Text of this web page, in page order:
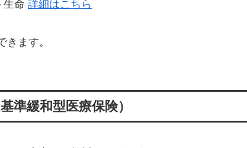
生命 詳細はこちら
ます。
準緩和型医療保険）